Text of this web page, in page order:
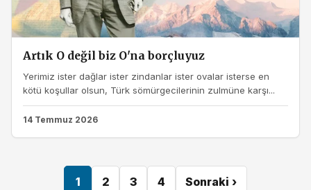
Artık O değil biz O'na borçluyuz
Yerimiz ister dağlar ister zindanlar ister ovalar isterse en
kötü koşullar olsun, Türk sömürgecilerinin zulmüne karşı...
14 Temmuz 2026
1 2 3 4 Sonraki ›